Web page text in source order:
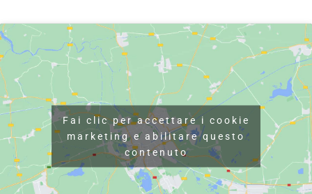
Fai clic per accettare i cookie
marketing e abilitare questo
contenuto